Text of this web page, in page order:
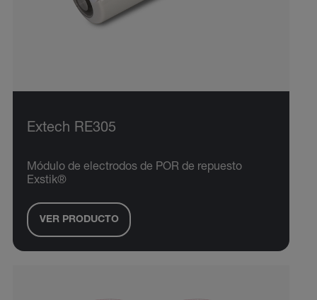
Extech RE305
Módulo de electrodos de POR de repuesto
Exstik®
VER PRODUCTO